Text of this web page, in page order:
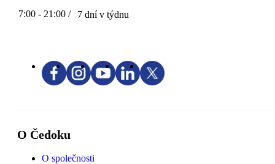
7:00 - 21:00 / 7 dní v týdnu
O Čedoku
O společnosti